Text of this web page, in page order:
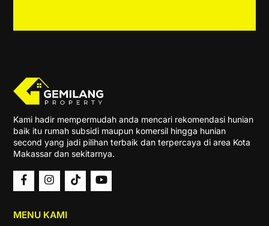
Kami hadir mempermudah anda mencari rekomendasi hunian
baik itu rumah subsidi maupun komersil hingga hunian
second yang jadi pilihan terbaik dan terpercaya di area Kota
Makassar dan sekitarnya.
MENU KAMI